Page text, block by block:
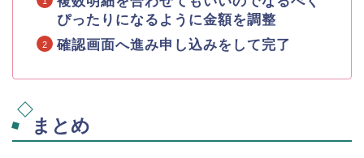
ぴったりになるように金額を調整
確認画面へ進み申し込みをして完了
まとめ